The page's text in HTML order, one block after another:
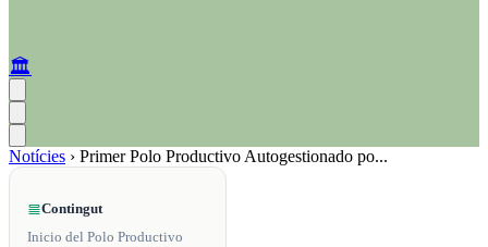
🏛️
Notícies › Primer Polo Productivo Autogestionado po...
Contingut
Inicio del Polo Productivo